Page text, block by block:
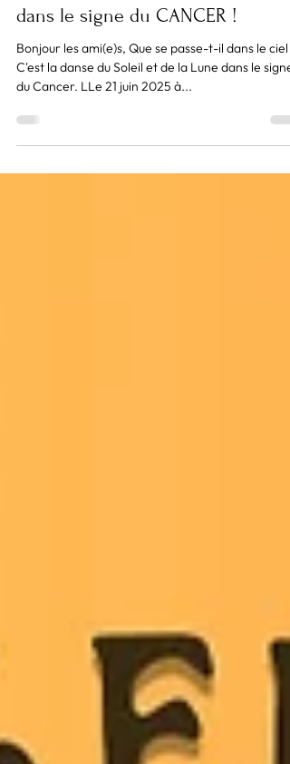
20 juin 2025 4 min de lecture
La DANSE du SOLEIL et de la LUNE
dans le signe du CANCER !
Bonjour les ami(e)s, Que se passe-t-il dans le ciel ?
du Cancer. LLe 21 juin 2025 à...